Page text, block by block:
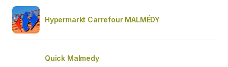
Hypermarkt Carrefour MALMÉDY
Quick Malmedy